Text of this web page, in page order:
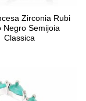
Zirconia Rubi
Negro Semijoia
Classica